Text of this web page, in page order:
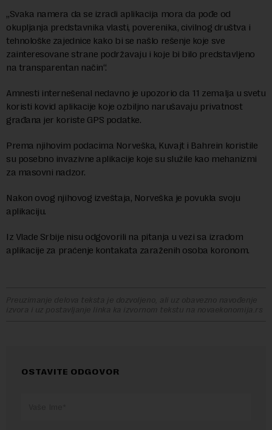
„Svaka namera da se izradi aplikacija mora da pođe od
okupljanja predstavnika vlasti, poverenika, civilnog društva i
tehnološke zajednice kako bi se našlo rešenje koje sve
zainteresovane strane podržavaju i koje bi bilo predstavljeno
na transparentan način“.
Amnesti internešenal nedavno je upozorio da 11 zemalja u svetu
koristi kovid aplikacije koje ozbiljno narušavaju privatnost
građana jer koriste GPS podatke.
Prema njihovim podacima Norveška, Kuvajt i Bahrein koristile
su posebno invazivne aplikacije koje su služile kao mehanizmi
za masovni nadzor.
Nakon ovog njihovog izveštaja, Norveška je povukla svoju
aplikaciju.
Iz Vlade Srbije nisu odgovorili na pitanja u vezi sa izradom
aplikacije za praćenje kontakata zaraženih osoba koronom.
Preuzimanje delova teksta je dozvoljeno, ali uz obavezno navođenje
izvora i uz postavljanje linka ka izvornom tekstu na novaekonomija.rs
OSTAVITE ODGOVOR